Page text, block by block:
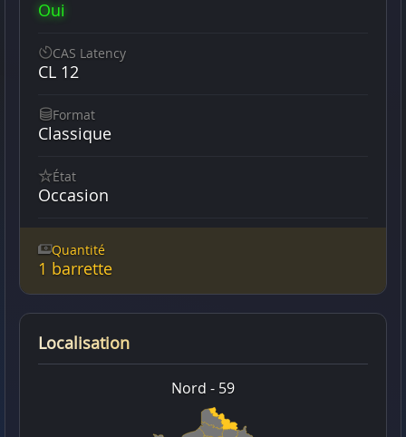
Oui
CAS Latency
CL 12
Format
Classique
État
Occasion
Quantité
1 barrette
Localisation
Nord - 59